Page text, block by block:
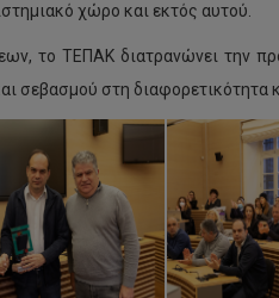
χώρο και εκτός αυτού.
το ΤΕΠΑΚ διατρανώνει την
σεβασμού στη διαφορετικότητα